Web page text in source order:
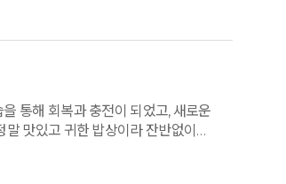
통해 회복과 충전이 되었고, 새로운
맛있고 귀한 밥상이라 잔반없이
대와 격려도 따뜻해서 지지를 얻고